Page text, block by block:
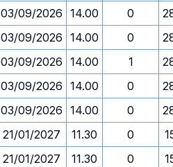
03/09/2026 14.00 0
03/09/2026 14.00 0
03/09/2026 14.00 1
03/09/2026 14.00 0
03/09/2026 14.00 0
21/01/2027 11.30 0
21/01/2027 11.30 0